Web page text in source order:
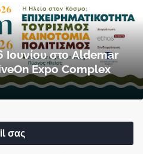
στο Aldemar
Expo Complex
σας